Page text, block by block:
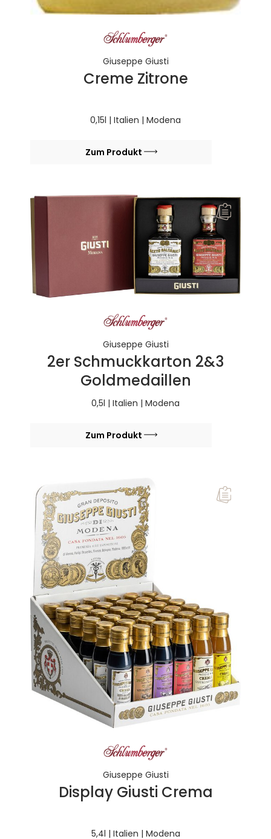
Giuseppe Giusti
Creme Zitrone
0,15l | Italien | Modena
Zum Produkt
Giuseppe Giusti
2er Schmuckkarton 2&3
Goldmedaillen
0,5l | Italien | Modena
Zum Produkt
Giuseppe Giusti
Display Giusti Crema
5,4l | Italien | Modena